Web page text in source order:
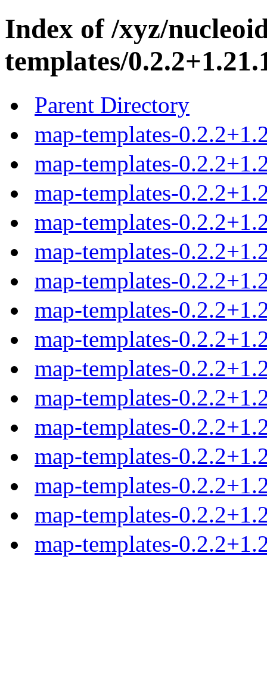
Index of /xyz/
templates/
Parent Directory
map-templates-
map-templates-
map-templates-
map-templates-
map-templates-
map-templates-
map-templates-
map-templates-
map-templates-
map-templates-
map-templates-
map-templates-
map-templates-
map-templates-
map-templates-